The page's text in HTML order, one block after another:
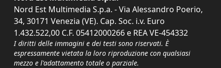
Nord Est Multimedia S.p.a. - Via Alessandro Poerio,
34, 30171 Venezia (VE). Cap. Soc. i.v. Euro
1.432.522,00 C.F. 05412000266 e REA VE-454332
I diritti delle immagini e dei testi sono riservati. È
espressamente vietata la loro riproduzione con qualsiasi
mezzo e l'adattamento totale o parziale.